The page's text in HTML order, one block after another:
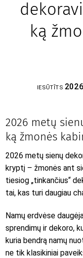
ką
IESŪTĪTS
2026 metų
ką žmonės
2026 metų sienų
kryptį – žmonės ant
tiesiog „tinkančius“
tai, kas turi daugiau
Namų erdvėse
sprendimų ir dekoro,
kuria bendrą namų
ne tik klasikiniai